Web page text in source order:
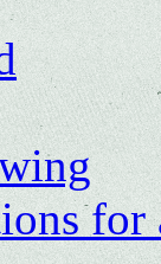
for